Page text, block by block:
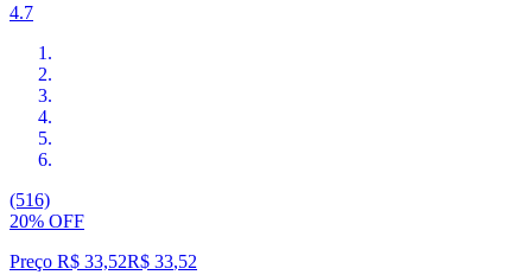
4.7
(516)
20% OFF
Preço R$ 33,52R$ 33,52